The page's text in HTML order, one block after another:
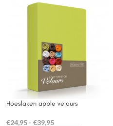
Hoeslaken apple velours
€24,95 - €39,95